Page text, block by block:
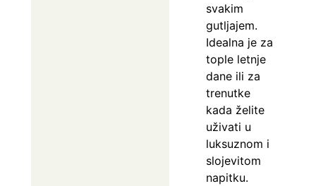
svakim
gutljajem.
Idealna je za
tople letnje
dane ili za
trenutke
kada želite
uživati u
luksuznom i
slojevitom
napitku.